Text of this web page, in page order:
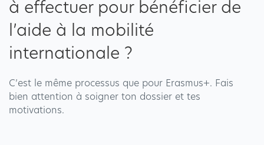
à effectuer pour bénéficier de
l’aide à la mobilité
internationale ?
C’est le même processus que pour Erasmus+. Fais
bien attention à soigner ton dossier et tes
motivations.